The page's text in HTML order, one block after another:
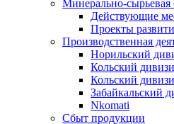
Минерально-сырьевая
Действующие
Проекты
Производственная
Норильский
Кольский
Кольский
Забайкальский
Nkomati
Сбыт продукции